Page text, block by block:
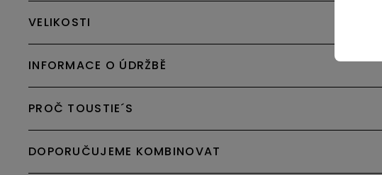
VELIKOSTI
INFORMACE O ÚDRŽBĚ
PROČ TOUSTIE´S
DOPORUČUJEME KOMBINOVAT